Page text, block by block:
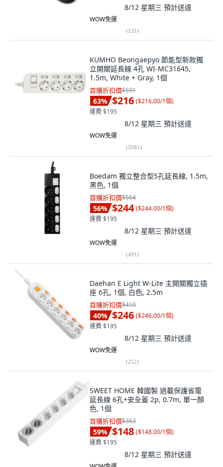
8/12 星期三 預計送達
WOW免運
(131)
KUMHO Beongaepyo 節能型新款獨
立開關延長線 4孔 WI-MC31645,
1.5m, White + Gray, 1個
首購折扣價$591
63% $216 ($216.00/1個)
運費 $195
8/12 星期三 預計送達
WOW免運
(3581)
Boedam 獨立整合型5孔延長線, 1.5m,
黑色, 1個
首購折扣價$564
56% $244 ($244.00/1個)
運費 $195
8/12 星期三 預計送達
WOW免運
(491)
Daehan E Light W-Lite 主開關獨立插
座 6孔, 1個, 白色, 2.5m
首購折扣價$410
40% $246 ($246.00/1個)
運費 $195
8/12 星期三 預計送達
WOW免運
(252)
SWEET HOME 韓國製 過載保護省電
延長線 6孔+安全蓋 2p, 0.7m, 單一顏
色, 1個
首購折扣價$363
59% $148 ($148.00/1個)
運費 $195
8/12 星期三 預計送達